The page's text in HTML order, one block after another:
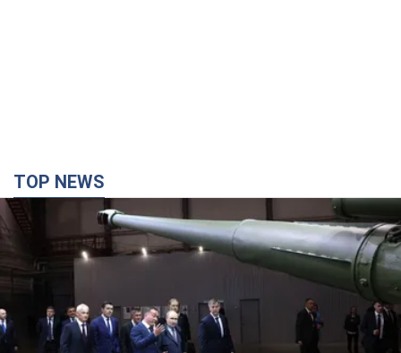
TOP NEWS